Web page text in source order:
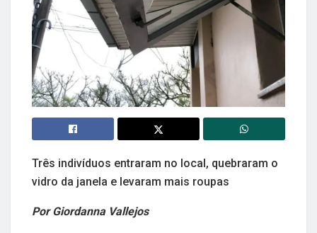
Três indivíduos entraram no local, quebraram o
vidro da janela e levaram mais roupas
Por Giordanna Vallejos